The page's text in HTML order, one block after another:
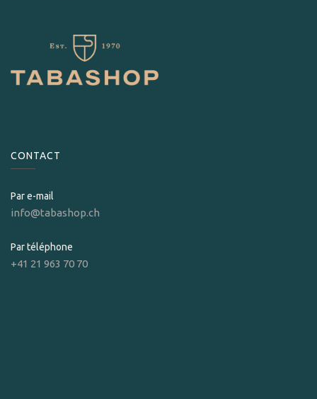
CONTACT
Par e-mail
info@tabashop.ch
Par téléphone
+41 21 963 70 70